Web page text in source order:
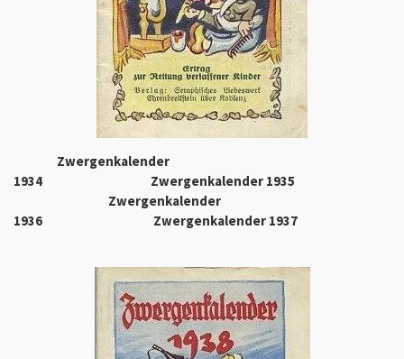
Zwergenkalender
1934 Zwergenkalender 1935
Zwergenkalender
1936 Zwergenkalender 1937